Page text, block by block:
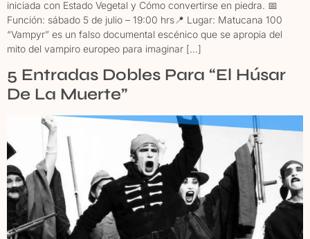
iniciada con Estado Vegetal y Cómo convertirse en piedra. 📅
Función: sábado 5 de julio – 19:00 hrs📍 Lugar: Matucana 100
“Vampyr” es un falso documental escénico que se apropia del
mito del vampiro europeo para imaginar […]
5 Entradas Dobles Para “El Húsar
De La Muerte”